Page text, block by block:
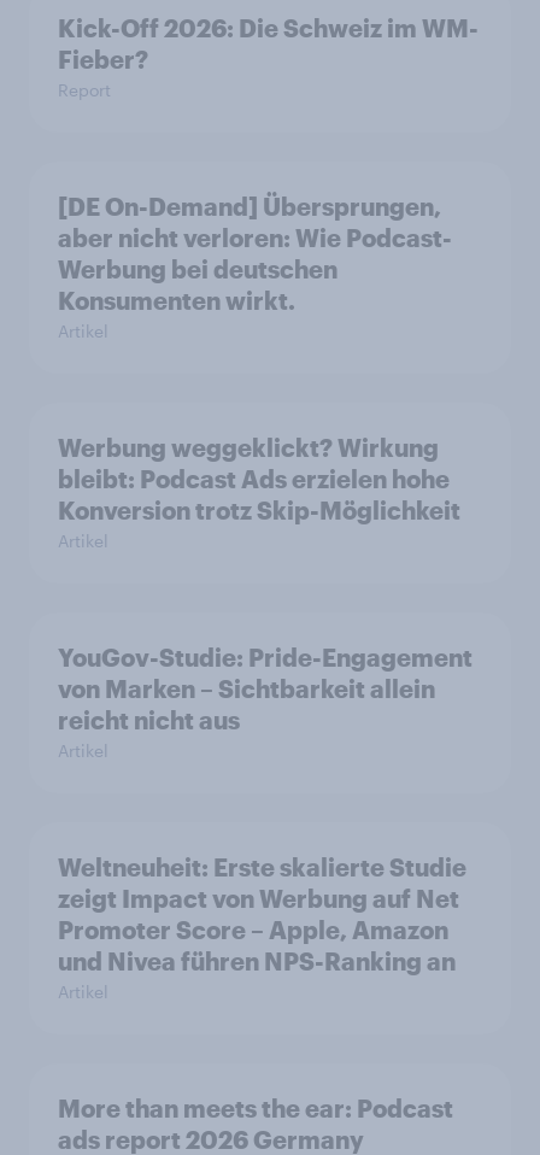
Kick-Off 2026: Die Schweiz im WM-
Fieber?​
Report
[DE On-Demand] Übersprungen,
aber nicht verloren: Wie Podcast-
Werbung bei deutschen
Konsumenten wirkt.
Artikel
Werbung weggeklickt? Wirkung
bleibt: Podcast Ads erzielen hohe
Konversion trotz Skip-Möglichkeit
Artikel
YouGov-Studie: Pride-Engagement
von Marken – Sichtbarkeit allein
reicht nicht aus
Artikel
Weltneuheit: Erste skalierte Studie
zeigt Impact von Werbung auf Net
Promoter Score – Apple, Amazon
und Nivea führen NPS-Ranking an
Artikel
More than meets the ear: Podcast
ads report 2026 Germany